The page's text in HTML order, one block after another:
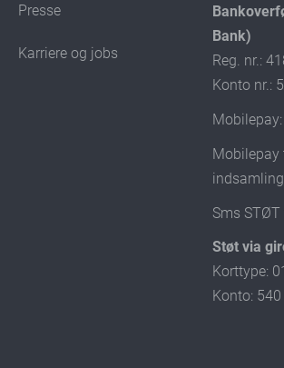
Presse
Karriere og jobs
Bank)
Reg. nr.:
Konto nr.:
Mobilepay
Sms
Støt via
Korttype: 01
Konto: